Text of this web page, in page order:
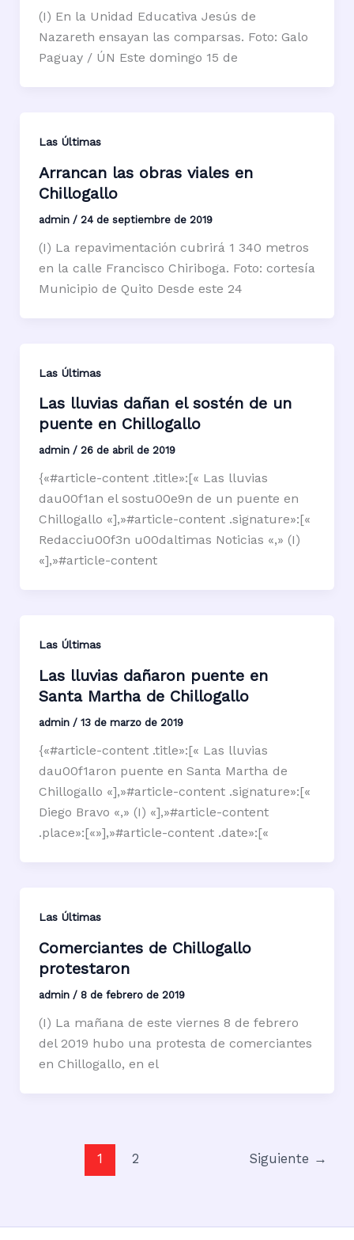
(I) En la Unidad Educativa Jesús de
Nazareth ensayan las comparsas. Foto: Galo
Paguay / ÚN Este domingo 15 de
Las Últimas
Arrancan las obras viales en
Chillogallo
admin / 24 de septiembre de 2019
(I) La repavimentación cubrirá 1 340 metros
en la calle Francisco Chiriboga. Foto: cortesía
Municipio de Quito Desde este 24
Las Últimas
Las lluvias dañan el sostén de un
puente en Chillogallo
admin / 26 de abril de 2019
{«#article-content .title»:[« Las lluvias
dau00f1an el sostu00e9n de un puente en
Chillogallo «],»#article-content .signature»:[«
Redacciu00f3n u00daltimas Noticias «,» (I)
«],»#article-content
Las Últimas
Las lluvias dañaron puente en
Santa Martha de Chillogallo
admin / 13 de marzo de 2019
{«#article-content .title»:[« Las lluvias
dau00f1aron puente en Santa Martha de
Chillogallo «],»#article-content .signature»:[«
Diego Bravo «,» (I) «],»#article-content
.place»:[«»],»#article-content .date»:[«
Las Últimas
Comerciantes de Chillogallo
protestaron
admin / 8 de febrero de 2019
(I) La mañana de este viernes 8 de febrero
del 2019 hubo una protesta de comerciantes
en Chillogallo, en el
1 2 Siguiente →